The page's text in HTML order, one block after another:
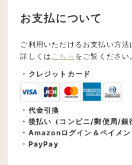
お支払について
ご利用いただけるお支払い方法
詳しくは こちら をご覧ください
・クレジットカード
・代金引換
・後払い（コンビニ/郵便局/銀
・Amazonログイン＆ペイメン
・PayPay